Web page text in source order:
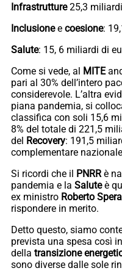
Infrastrutture25,3
Inclusionee coesione:
Salute: 15, 6 miliardi di
Come si vede, al MITE
pari al 30% dell’intero
considerevole. L’altra
piana pandemia, si
classifica con soli 15,6
8% del totale di 221,5
del Recovery: 191,5
complementare
Si ricordi che il PNRRè
pandemia e la Saluteè
ex ministro Roberto
rispondere in merito.
Detto questo, siamo
prevista una spesa così
della transizione
sono diverse dalle sole